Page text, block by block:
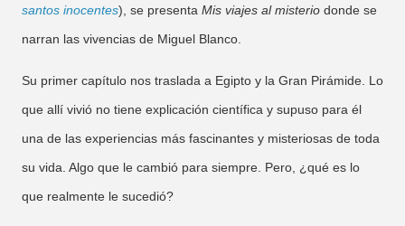
santos inocentes), se presenta Mis viajes al misterio donde se
narran las vivencias de Miguel Blanco.
Su primer capítulo nos traslada a Egipto y la Gran Pirámide. Lo
que allí vivió no tiene explicación científica y supuso para él
una de las experiencias más fascinantes y misteriosas de toda
su vida. Algo que le cambió para siempre. Pero, ¿qué es lo
que realmente le sucedió?